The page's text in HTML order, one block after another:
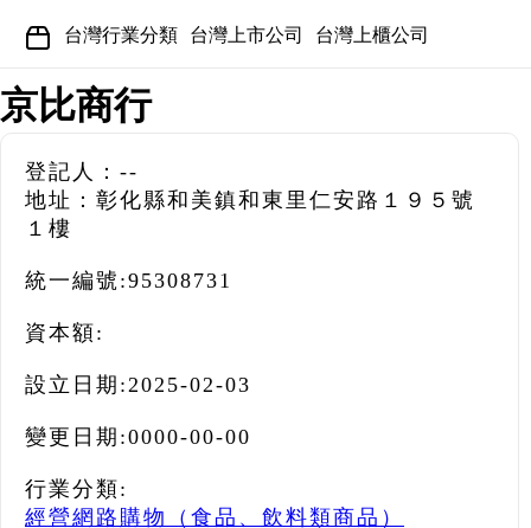
台灣行業分類 台灣上市公司 台灣上櫃公司
京比商行
登記人：--
地址：彰化縣和美鎮和東里仁安路１９５號
１樓
統一編號:95308731
資本額:
設立日期:2025-02-03
變更日期:0000-00-00
行業分類:
經營網路購物（食品、飲料類商品）